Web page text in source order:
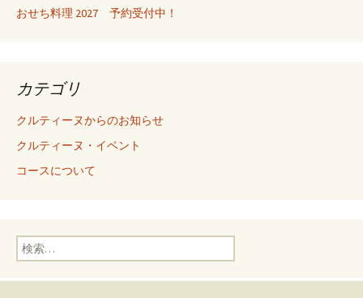
おせち料理 2027 予約受付中！
カテゴリ
クルティーヌからのお知らせ
クルティーヌ・イベント
コースについて
検
索
: